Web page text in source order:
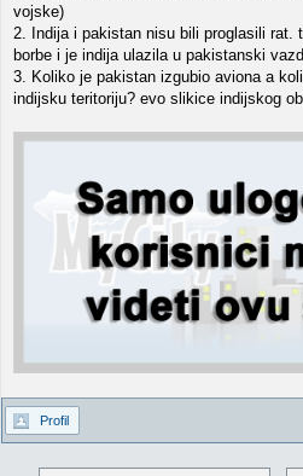
vojske)
2. Indija i pakistan nisu bili proglasili rat.
borbe i je indija ulazila u pakistanski
3. Koliko je pakistan izgubio aviona a
indijsku teritoriju? evo slikice indijskog
Profil